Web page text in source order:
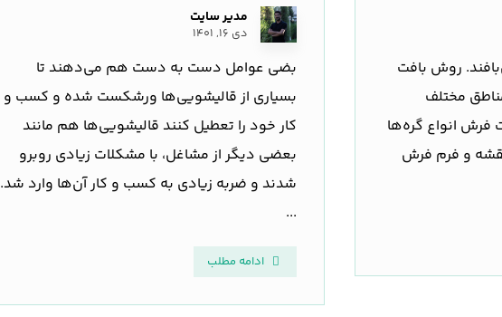
روش بافت
مختلف
فرش انواع گره‌ها
نقشه و فرم فرش
مدیر سایت
دی ۱۶, ۱۴۰۱
بضی عوامل دست به دست هم می‌دهند تا
بسیاری از قالیشویی‌ها ورشکست شده و کسب و
کار خود را تعطیل کنند قالیشویی‌ها هم مانند
بعضی دیگر از مشاغل، با مشکلات زیادی روبرو
شدند و ضربه زیادی به کسب و کار آن‌ها وارد شد.
...
ادامه مطلب